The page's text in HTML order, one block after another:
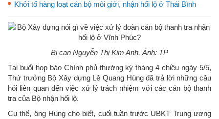
Khởi tố hàng loạt cán bộ môi giới, nhận hối lộ ở Thái Bình
Bị can Nguyễn Thị Kim Anh. Ảnh: TP
Tại buổi họp báo Chính phủ thường kỳ tháng 4 chiều ngày 5/5,
Thứ trưởng Bộ Xây dựng Lê Quang Hùng đã trả lời những câu
hỏi liên quan đến việc xử lý trách nhiệm với các cán bộ thanh
tra của Bộ nhận hối lộ.
Cụ thể, ông Hùng cho biết, cuối tuần trước UBKT Trung ương